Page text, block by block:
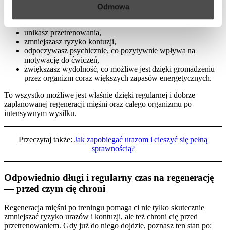
Odmowa
unikasz przetrenowania,
zmniejszasz ryzyko kontuzji,
odpoczywasz psychicznie, co pozytywnie wpływa na
motywację do ćwiczeń,
zwiększasz wydolność, co możliwe jest dzięki gromadzeniu
przez organizm coraz większych zapasów energetycznych.
To wszystko możliwe jest właśnie dzięki regularnej i dobrze
zaplanowanej regeneracji mięśni oraz całego organizmu po
intensywnym wysiłku.
Przeczytaj także: Jak zapobiegać urazom i cieszyć się pełną
sprawnością?
Odpowiednio długi i regularny czas na regenerację
— przed czym cię chroni
Regeneracja mięśni po treningu pomaga ci nie tylko skutecznie
zmniejszać ryzyko urazów i kontuzji, ale też chroni cię przed
przetrenowaniem. Gdy już do niego dojdzie, poznasz ten stan po: